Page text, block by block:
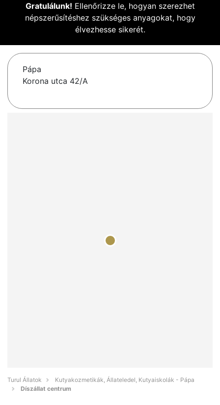
Gratulálunk! Ellenőrizze le, hogyan szerezhet
népszerűsítéshez szükséges anyagokat, hogy
élvezhesse sikerét.
Pápa
Korona utca 42/A
Turul Állatok
Kutyakozmetikák, Állateledel, Kutyaiskolák - Pápa
Díszállat centrum